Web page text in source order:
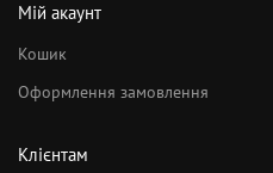
Мій акаунт
Кошик
Оформлення замовлення
Клієнтам